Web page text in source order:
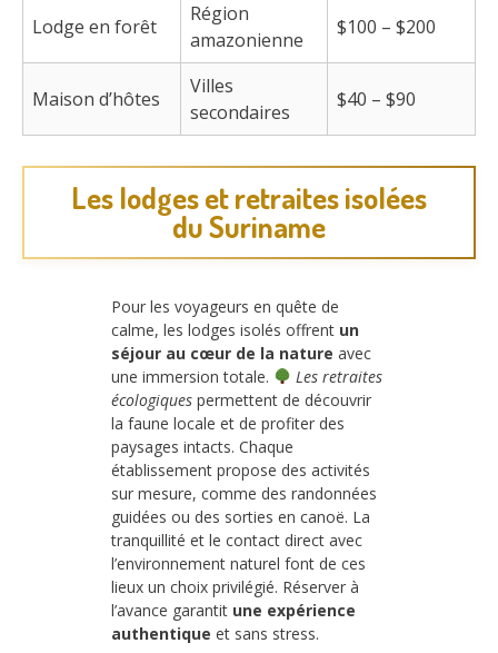
Lodge en forêt
Région
amazonienne
$100 – $200
Maison d’hôtes
Villes
secondaires
$40 – $90
Les lodges et retraites isolées
du Suriname
Pour les voyageurs en quête de
calme, les lodges isolés offrent un
séjour au cœur de la nature avec
une immersion totale.
Les retraites
écologiques permettent de découvrir
la faune locale et de profiter des
paysages intacts. Chaque
établissement propose des activités
sur mesure, comme des randonnées
guidées ou des sorties en canoë. La
tranquillité et le contact direct avec
l’environnement naturel font de ces
lieux un choix privilégié. Réserver à
l’avance garantit une expérience
authentique et sans stress.